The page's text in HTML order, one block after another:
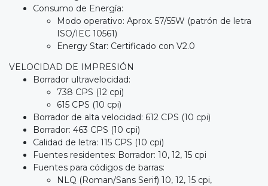
Consumo de Energía:
Modo operativo: Aprox. 57/55W (patrón de letra
ISO/IEC 10561)
Energy Star: Certificado con V2.0
VELOCIDAD DE IMPRESIÓN
Borrador ultravelocidad:
738 CPS (12 cpi)
615 CPS (10 cpi)
Borrador de alta velocidad: 612 CPS (10 cpi)
Borrador: 463 CPS (10 cpi)
Calidad de letra: 115 CPS (10 cpi)
Fuentes residentes: Borrador: 10, 12, 15 cpi
Fuentes para códigos de barras:
NLQ (Roman/Sans Serif) 10, 12, 15 cpi,